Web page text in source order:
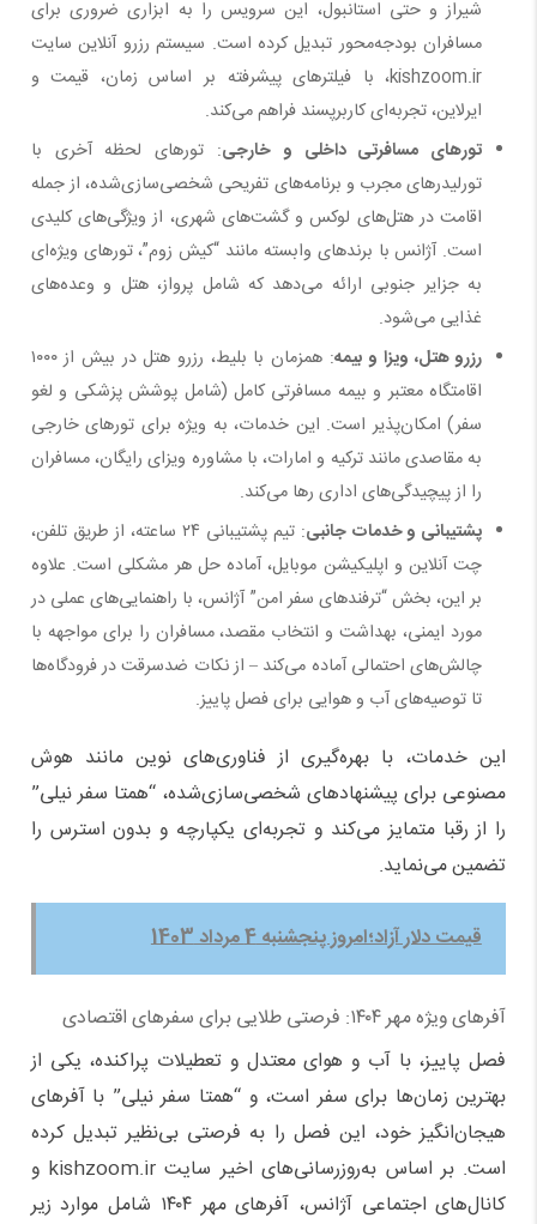
شیراز و حتی استانبول، این سرویس را به ابزاری ضروری برای
مسافران بودجه‌محور تبدیل کرده است. سیستم رزرو آنلاین سایت
kishzoom.ir، با فیلترهای پیشرفته بر اساس زمان، قیمت و
ایرلاین، تجربه‌ای کاربرپسند فراهم می‌کند.
تورهای مسافرتی داخلی و خارجی: تورهای لحظه آخری با
تورلیدرهای مجرب و برنامه‌های تفریحی شخصی‌سازی‌شده، از جمله
اقامت در هتل‌های لوکس و گشت‌های شهری، از ویژگی‌های کلیدی
است. آژانس با برندهای وابسته مانند “کیش زوم”، تورهای ویژه‌ای
به جزایر جنوبی ارائه می‌دهد که شامل پرواز، هتل و وعده‌های
غذایی می‌شود.
رزرو هتل، ویزا و بیمه
: همزمان با بلیط، رزرو هتل در بیش از ۱۰۰۰
اقامتگاه معتبر و بیمه مسافرتی کامل (شامل پوشش پزشکی و لغو
سفر) امکان‌پذیر است. این خدمات، به ویژه برای تورهای خارجی
به مقاصدی مانند ترکیه و امارات، با مشاوره ویزای رایگان، مسافران
را از پیچیدگی‌های اداری رها می‌کند.
پشتیبانی و خدمات جانبی
: تیم پشتیبانی ۲۴ ساعته، از طریق تلفن،
چت آنلاین و اپلیکیشن موبایل، آماده حل هر مشکلی است. علاوه
بر این، بخش “ترفندهای سفر امن” آژانس، با راهنمایی‌های عملی در
مورد ایمنی، بهداشت و انتخاب مقصد، مسافران را برای مواجهه با
چالش‌های احتمالی آماده می‌کند – از نکات ضدسرقت در فرودگاه‌ها
تا توصیه‌های آب و هوایی برای فصل پاییز.
این خدمات، با بهره‌گیری از فناوری‌های نوین مانند هوش
مصنوعی برای پیشنهادهای شخصی‌سازی‌شده، “همتا سفر نیلی”
را از رقبا متمایز می‌کند و تجربه‌ای یکپارچه و بدون استرس را
تضمین می‌نماید.
قیمت دلار آزاد؛امروز پنجشنبه 4 مرداد 1403
آفرهای ویژه مهر ۱۴۰۴: فرصتی طلایی برای سفرهای اقتصادی
فصل پاییز، با آب و هوای معتدل و تعطیلات پراکنده، یکی از
بهترین زمان‌ها برای سفر است، و “همتا سفر نیلی” با آفرهای
هیجان‌انگیز خود، این فصل را به فرصتی بی‌نظیر تبدیل کرده
است. بر اساس به‌روزرسانی‌های اخیر سایت kishzoom.ir و
کانال‌های اجتماعی آژانس، آفرهای مهر ۱۴۰۴ شامل موارد زیر